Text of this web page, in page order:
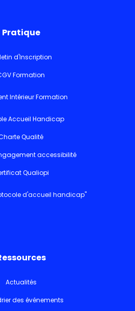
Pratique
d'Inscription
Formation
Intérieur Formation
Accueil Handicap
Qualité
accessibilité
Qualiopi
d'accueil handicap"
Actualités
des événements